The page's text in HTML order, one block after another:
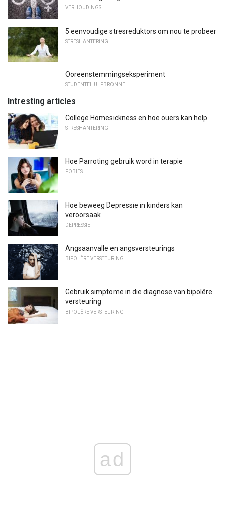
VERHOUDINGS
5 eenvoudige stresreduktors om nou te probeer
STRESHANTERING
Ooreenstemmingseksperiment
STUDENTEHULPBRONNE
Intresting articles
College Homesickness en hoe ouers kan help
STRESHANTERING
Hoe Parroting gebruik word in terapie
FOBIES
Hoe beweeg Depressie in kinders kan
veroorsaak
DEPRESSIE
Angsaanvalle en angsversteurings
BIPOLÊRE VERSTEURING
Gebruik simptome in die diagnose van bipolêre
versteuring
BIPOLÊRE VERSTEURING
ad